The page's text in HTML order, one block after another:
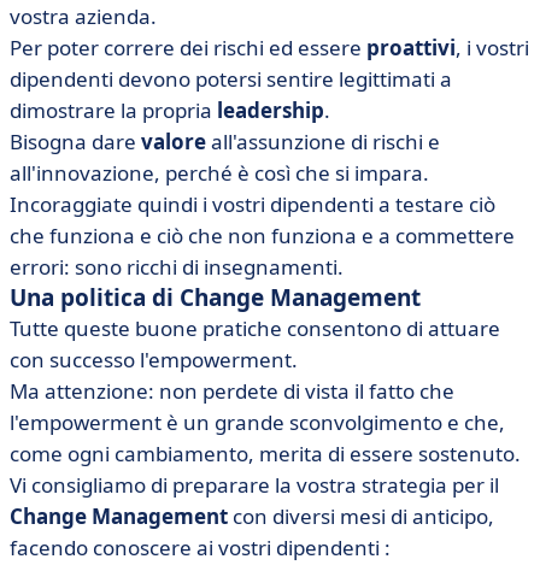
vostra azienda.
Per poter correre dei rischi ed essere proattivi, i vostri
dipendenti devono potersi sentire legittimati a
dimostrare la propria leadership.
Bisogna dare valoreall'assunzione di rischi e
all'innovazione, perché è così che si impara.
Incoraggiate quindi i vostri dipendenti a testare ciò
che funziona e ciò che non funziona e a commettere
errori: sono ricchi di insegnamenti.
Una politica di Change Management
Tutte queste buone pratiche consentono di attuare
con successo l'empowerment.
Ma attenzione: non perdete di vista il fatto che
l'empowerment è un grande sconvolgimento e che,
come ogni cambiamento, merita di essere sostenuto.
Vi consigliamo di preparare la vostra strategia per il
Change Management con diversi mesi di anticipo,
facendo conoscere ai vostri dipendenti :